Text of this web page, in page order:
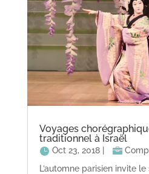
Voyages
traditionnel à Israël
Oct 23, 2018|
L’automne parisien invite